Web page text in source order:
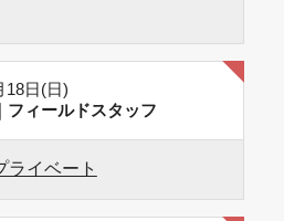
18日(日)
フィールドスタッフ
イベート